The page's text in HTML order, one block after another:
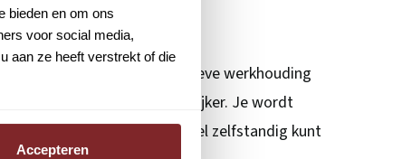
bieden en om ons
voor social media,
aan ze heeft verstrekt of die
Accepteren
nodig?
Motivatie, een actieve werkhouding
vaardigheden zijn belangrijker. Je wordt
je de werkzaamheden snel zelfstandig kunt